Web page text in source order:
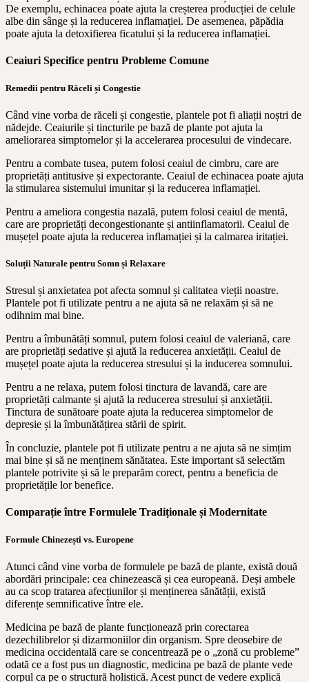
De exemplu, echinacea poate ajuta la creșterea producției de celule
albe din sânge și la reducerea inflamației. De asemenea, păpădia
poate ajuta la detoxifierea ficatului și la reducerea inflamației.
Ceaiuri Specifice pentru Probleme Comune
Remedii pentru Răceli și Congestie
Când vine vorba de răceli și congestie, plantele pot fi aliații noștri de
nădejde. Ceaiurile și tincturile pe bază de plante pot ajuta la
ameliorarea simptomelor și la accelerarea procesului de vindecare.
Pentru a combate tusea, putem folosi ceaiul de cimbru, care are
proprietăți antitusive și expectorante. Ceaiul de echinacea poate ajuta
la stimularea sistemului imunitar și la reducerea inflamației.
Pentru a ameliora congestia nazală, putem folosi ceaiul de mentă,
care are proprietăți decongestionante și antiinflamatorii. Ceaiul de
mușețel poate ajuta la reducerea inflamației și la calmarea iritației.
Soluții Naturale pentru Somn și Relaxare
Stresul și anxietatea pot afecta somnul și calitatea vieții noastre.
Plantele pot fi utilizate pentru a ne ajuta să ne relaxăm și să ne
odihnim mai bine.
Pentru a îmbunătăți somnul, putem folosi ceaiul de valeriană, care
are proprietăți sedative și ajută la reducerea anxietății. Ceaiul de
mușețel poate ajuta la reducerea stresului și la inducerea somnului.
Pentru a ne relaxa, putem folosi tinctura de lavandă, care are
proprietăți calmante și ajută la reducerea stresului și anxietății.
Tinctura de sunătoare poate ajuta la reducerea simptomelor de
depresie și la îmbunătățirea stării de spirit.
În concluzie, plantele pot fi utilizate pentru a ne ajuta să ne simțim
mai bine și să ne menținem sănătatea. Este important să selectăm
plantele potrivite și să le preparăm corect, pentru a beneficia de
proprietățile lor benefice.
Comparație între Formulele Tradiționale și Modernitate
Formule Chinezești vs. Europene
Atunci când vine vorba de formulele pe bază de plante, există două
abordări principale: cea chinezească și cea europeană. Deși ambele
au ca scop tratarea afecțiunilor și menținerea sănătății, există
diferențe semnificative între ele.
Medicina pe bază de plante funcționează prin corectarea
dezechilibrelor și dizarmoniilor din organism. Spre deosebire de
medicina occidentală care se concentrează pe o „zonă cu probleme”
odată ce a fost pus un diagnostic, medicina pe bază de plante vede
corpul ca pe o structură holistică. Acest punct de vedere explică